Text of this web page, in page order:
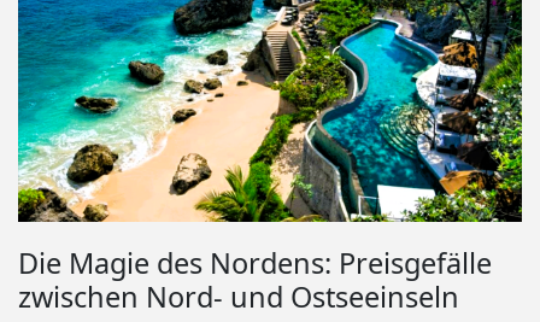
Die Magie des Nordens: Preisgefälle
zwischen Nord- und Ostseeinseln